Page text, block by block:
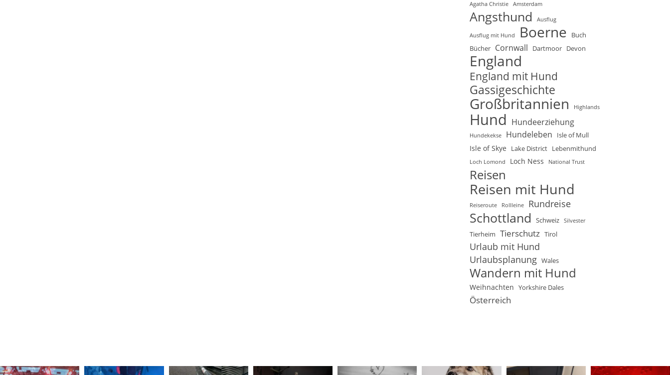
Agatha Christie Amsterdam
Angsthund Ausflug
Ausflug mit Hund Boerne
Buch
Bücher Cornwall Dartmoor Devon
England
England mit Hund
Gassigeschichte
Großbritannien Highlands
Hund Hundeerziehung
Hundekekse Hundeleben Isle of Mull
Isle of Skye Lake District Lebenmithund
Loch Lomond Loch Ness National Trust
Reisen
Reisen mit Hund
Reiseroute Rollleine Rundreise
Schottland Schweiz Silvester
Tierheim Tierschutz Tirol
Urlaub mit Hund
Urlaubsplanung Wales
Wandern mit Hund
Weihnachten Yorkshire Dales
Österreich